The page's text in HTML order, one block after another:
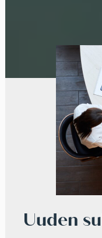
Uuden